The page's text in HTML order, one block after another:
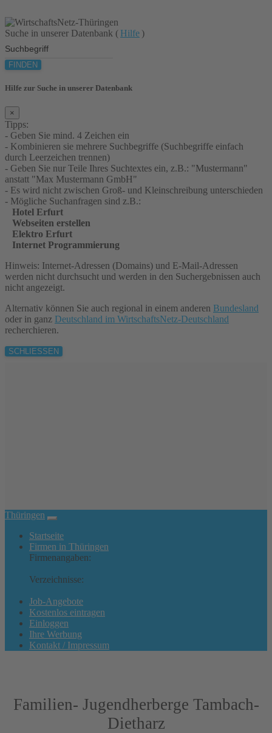
Suche in unserer Datenbank ( Hilfe )
FINDEN
Hilfe zur Suche in unserer Datenbank
×
Tipps:
- Geben Sie mind. 4 Zeichen ein
- Kombinieren sie mehrere Suchbegriffe (Suchbegriffe einfach
durch Leerzeichen trennen)
- Geben Sie nur Teile Ihres Suchtextes ein, z.B.: "Mustermann"
anstatt "Max Mustermann GmbH"
- Es wird nicht zwischen Groß- und Kleinschreibung unterschieden
- Mögliche Suchanfragen sind z.B.:
Hotel Erfurt
Webseiten erstellen
Elektro Erfurt
Internet Programmierung
Hinweis: Internet-Adressen (Domains) und E-Mail-Adressen
werden nicht durchsucht und werden in den Suchergebnissen auch
nicht angezeigt.
Alternativ können Sie auch regional in einem anderen Bundesland
oder in ganz Deutschland im WirtschaftsNetz-Deutschland
recherchieren.
SCHLIESSEN
Thüringen
Startseite
Firmen in Thüringen
Firmenangaben:
Verzeichnisse:
Job-Angebote
Kostenlos eintragen
Einloggen
Ihre Werbung
Kontakt / Impressum
Familien- Jugendherberge Tambach-
Dietharz